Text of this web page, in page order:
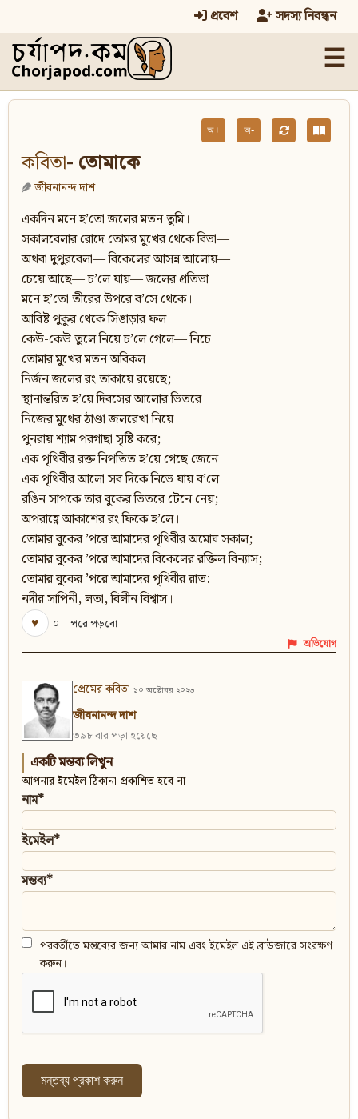
প্রবেশ সদস্য নিবন্ধন
☰
অ+ অ-
কবিতা- তোমাকে
জীবনানন্দ দাশ
একদিন মনে হ’তো জলের মতন তুমি।
সকালবেলার রোদে তোমর মুখের থেকে বিভা—
অথবা দুপুরবেলা— বিকেলের আসন্ন আলোয়—
চেয়ে আছে— চ’লে যায়— জলের প্রতিভা।
মনে হ’তো তীরের উপরে ব’সে থেকে।
আবিষ্ট পুকুর থেকে সিঙাড়ার ফল
কেউ-কেউ তুলে নিয়ে চ’লে গেলে— নিচে
তোমার মুখের মতন অবিকল
নির্জন জলের রং তাকায়ে রয়েছে;
স্থানান্তরিত হ’য়ে দিবসের আলোর ভিতরে
নিজের মুথের ঠাণ্ডা জলরেখা নিয়ে
পুনরায় শ্যাম পরগাছা সৃষ্টি করে;
এক পৃথিবীর রক্ত নিপতিত হ’য়ে গেছে জেনে
এক পৃথিবীর আলো সব দিকে নিভে যায় ব’লে
রঙিন সাপকে তার বুকের ভিতরে টেনে নেয়;
অপরাহ্ণে আকাশের রং ফিকে হ’লে।
তোমার বুকের ’পরে আমাদের পৃথিবীর অমোঘ সকাল;
তোমার বুকের ’পরে আমাদের বিকেলের রক্তিল বিন্যাস;
তোমার বুকের ’পরে আমাদের পৃথিবীর রাত:
নদীর সাপিনী, লতা, বিলীন বিশ্বাস।
♥
০ পরে পড়বো
অভিযোগ
প্রেমের কবিতা ১০ অক্টোবর ২০২৩
জীবনানন্দ দাশ
৩৯৮ বার পড়া হয়েছে
একটি মন্তব্য লিখুন
আপনার ইমেইল ঠিকানা প্রকাশিত হবে না।
নাম*
ইমেইল*
মন্তব্য*
পরবর্তীতে মন্তব্যের জন্য আমার নাম এবং ইমেইল এই ব্রাউজারে সংরক্ষণ
করুন।